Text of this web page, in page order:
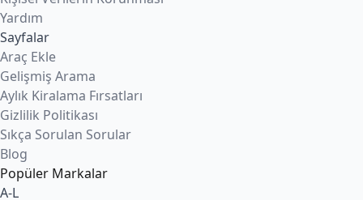
Yardım
Sayfalar
Araç Ekle
Gelişmiş Arama
Aylık Kiralama Fırsatları
Gizlilik Politikası
Sıkça Sorulan Sorular
Blog
Popüler Markalar
A-L